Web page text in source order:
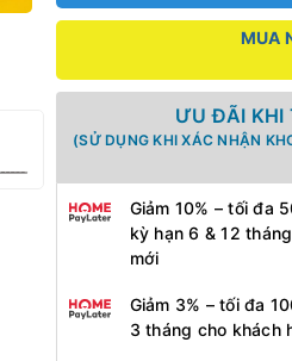
MUA
ƯU ĐÃI KHI
(SỬ DỤNG KHI XÁC NHẬN
Giảm 10% – tối đa
kỳ hạn 6 & 12
mới
Giảm 3% – tối đa
3 tháng cho khách